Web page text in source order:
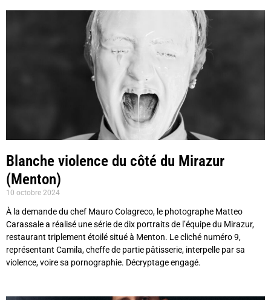
Blanche violence du côté du Mirazur
(Menton)
10 octobre 2024
À la demande du chef Mauro Colagreco, le photographe Matteo
Carassale a réalisé une série de dix portraits de l’équipe du Mirazur,
restaurant triplement étoilé situé à Menton. Le cliché numéro 9,
représentant Camila, cheffe de partie pâtisserie, interpelle par sa
violence, voire sa pornographie. Décryptage engagé.